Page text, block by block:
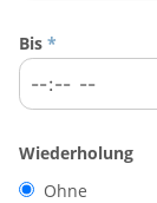
Bis *
Wiederholung
Ohne